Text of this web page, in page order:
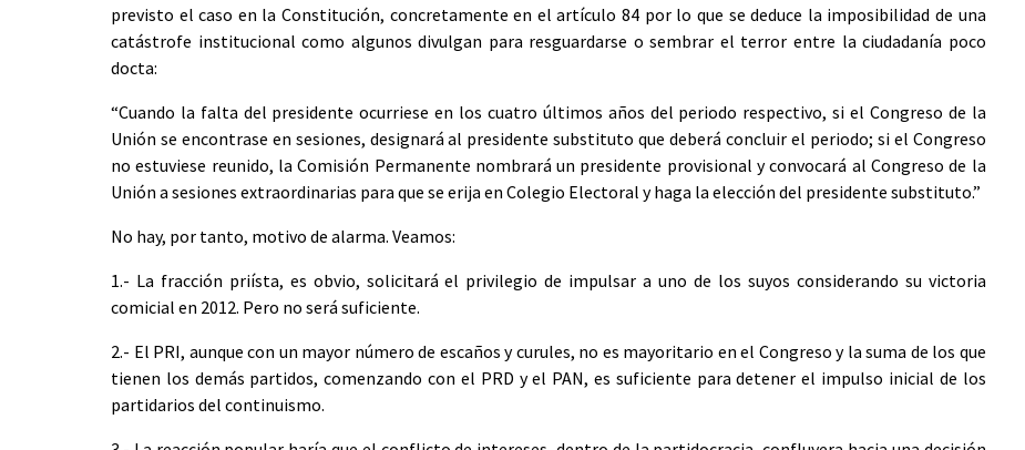
previsto el caso en la Constitución, concretamente en el artículo 84 por lo que se deduce la imposibilidad de una
catástrofe institucional como algunos divulgan para resguardarse o sembrar el terror entre la ciudadanía poco
docta:
“Cuando la falta del presidente ocurriese en los cuatro últimos años del periodo respectivo, si el Congreso de la
Unión se encontrase en sesiones, designará al presidente substituto que deberá concluir el periodo; si el Congreso
no estuviese reunido, la Comisión Permanente nombrará un presidente provisional y convocará al Congreso de la
Unión a sesiones extraordinarias para que se erija en Colegio Electoral y haga la elección del presidente substituto.”
No hay, por tanto, motivo de alarma. Veamos:
1.- La fracción priísta, es obvio, solicitará el privilegio de impulsar a uno de los suyos considerando su victoria
comicial en 2012. Pero no será suficiente.
2.- El PRI, aunque con un mayor número de escaños y curules, no es mayoritario en el Congreso y la suma de los que
tienen los demás partidos, comenzando con el PRD y el PAN, es suficiente para detener el impulso inicial de los
partidarios del continuismo.